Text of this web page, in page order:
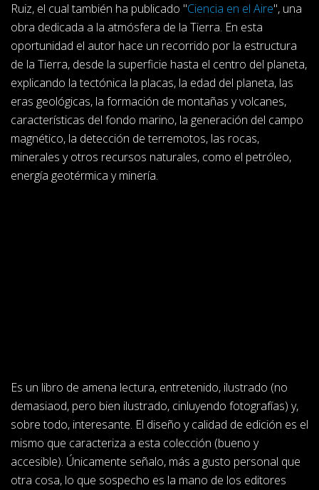
Ruiz, el cual también ha publicado "Ciencia en el Aire", una
obra dedicada a la atmósfera de la Tierra. En esta
oportunidad el autor hace un recorrido por la estructura
de la Tierra, desde la superficie hasta el centro del planeta,
explicando la tectónica la placas, la edad del planeta, las
eras geológicas, la formación de montañas y volcanes,
características del fondo marino, la generación del campo
magnético, la detección de terremotos, las rocas,
minerales y otros recursos naturales, como el petróleo,
energía geotérmica y minería.
Es un libro de amena lectura, entretenido, ilustrado (no
demasiaod, pero bien ilustrado, cinluyendo fotografías) y,
sobre todo, interesante. El diseño y calidad de edición es el
mismo que caracteriza a esta colección (bueno y
accesible). Únicamente señalo, más a gusto personal que
otra cosa, lo que sospecho es la mano de los editores